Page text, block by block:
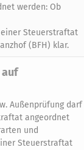
werden: Ob
Steuerstraftat
(BFH) klar.
Außenprüfung darf
angeordnet
und
Steuerstraftat